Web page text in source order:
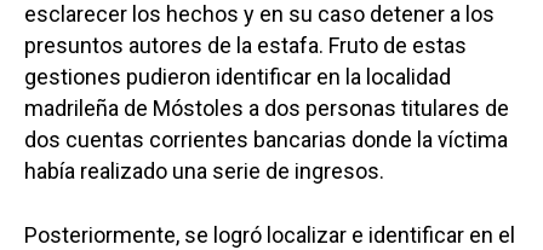
esclarecer los hechos y en su caso detener a los
presuntos autores de la estafa. Fruto de estas
gestiones pudieron identificar en la localidad
madrileña de Móstoles a dos personas titulares de
dos cuentas corrientes bancarias donde la víctima
había realizado una serie de ingresos.
Posteriormente, se logró localizar e identificar en el